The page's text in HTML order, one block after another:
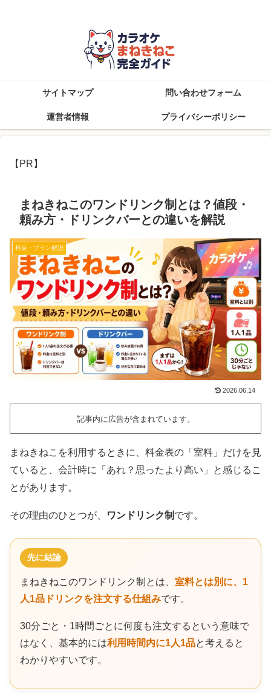
サイトマップ 問い合わせフォーム
運営者情報 プライバシーポリシー
【PR】
まねきねこのワンドリンク制とは？値段・
頼み方・ドリンクバーとの違いを解説
料金・プラン解説
2026.06.14
記事内に広告が含まれています。
まねきねこを利用するときに、料金表の「室料」だけを見
ていると、会計時に「あれ？思ったより高い」と感じるこ
とがあります。
その理由のひとつが、 ワンドリンク制 です。
先に結論
まねきねこのワンドリンク制とは、 室料とは別に、1
人1品ドリンクを注文する仕組みです。
30分ごと・1時間ごとに何度も注文するという意味で
はなく、基本的には利用時間内に1人1品と考えると
わかりやすいです。